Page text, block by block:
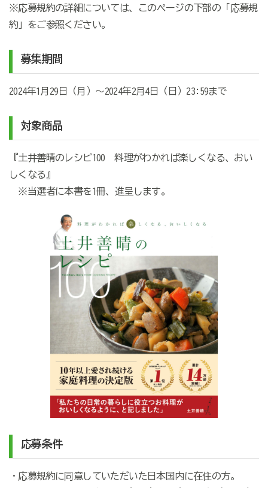
※応募規約の詳細については、このページの下部の「応募規
約」をご参照ください。
募集期間
2024年1月29日（月）～2024年2月4日（日）23:59まで
対象商品
『土井善晴のレシピ100 料理がわかれば楽しくなる、おい
しくなる』
※当選者に本書を1冊、進呈します。
応募条件
・応募規約に同意していただいた日本国内に在住の方。